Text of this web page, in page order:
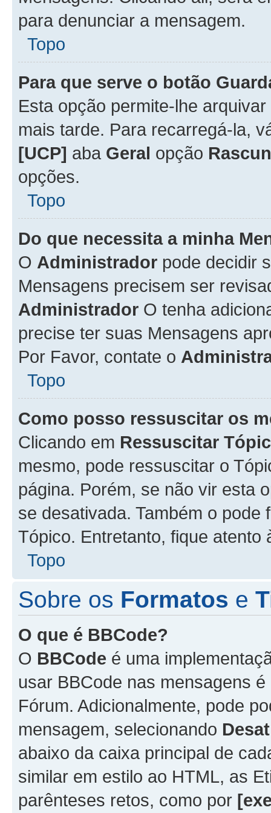
para denunciar a mensagem.
Topo
Para que serve o botão
Esta opção permite-lhe
mais tarde. Para recarregá-la,
[UCP] aba Geral opção
opções.
Topo
Do que necessita a minha
O Administrador pode decidir
Mensagens precisem ser
Administrador O tenha
precise ter suas Mensagens
Por Favor, contate o
Topo
Como posso ressuscitar os
Clicando em Ressuscitar
mesmo, pode ressuscitar o
página. Porém, se não vir esta
se desativada. Também o
Tópico. Entretanto, fique atento
Topo
Sobre os Formatos e
O que é BBCode?
O BBCode é uma
usar BBCode nas mensagens
Fórum. Adicionalmente, pode
mensagem, selecionando
abaixo da caixa principal de
similar em estilo ao HTML, as
parênteses retos, como por